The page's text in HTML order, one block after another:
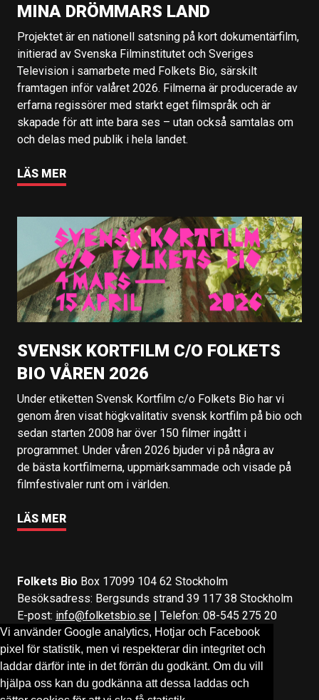
Vi använder Google analytics, Hotjar och Facebook
pixel för statistik, men vi respekterar din integritet och
laddar därför inte in det förrän du godkänt. Om du vill
hjälpa oss kan du godkänna att dessa laddas och
MINA DRÖMMARS LAND
Projektet är en nationell satsning på kort dokumentärfilm,
initierad av Svenska Filminstitutet och Sveriges
Television i samarbete med Folkets Bio, särskilt
framtagen inför valåret 2026. Filmerna är producerade av
erfarna regissörer med starkt eget filmspråk och är
skapade för att inte bara ses – utan också samtalas om
och delas med publik i hela landet.
LÄS MER
SVENSK KORTFILM C/O FOLKETS
BIO VÅREN 2026
Under etiketten Svensk Kortfilm c/o Folkets Bio har vi
genom åren visat högkvalitativ svensk kortfilm på bio och
sedan starten 2008 har över 150 filmer ingått i
programmet. Under våren 2026 bjuder vi på några av
de bästa kortfilmerna, uppmärksammade och visade på
filmfestivaler runt om i världen.
LÄS MER
Folkets Bio Box 17099 104 62 Stockholm
Besöksadress: Bergsunds strand 39 117 38 Stockholm
E-post: info@folketsbio.se | Telefon: 08-545 275 20
Följ oss på:Facebook&Instagram